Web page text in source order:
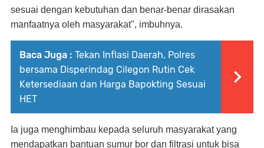
sesuai dengan kebutuhan dan benar-benar dirasakan
manfaatnya oleh masyarakat", imbuhnya.
Baca Juga : Tekan Inflasi Daerah, Polres
bersama Disperindag Cilegon Rutin Cek
Ketersediaan dan Harga Bapokting Sesuai
HET
Ia juga menghimbau kepada seluruh masyarakat yang
mendapatkan bantuan sumur bor dan filtrasi untuk bisa